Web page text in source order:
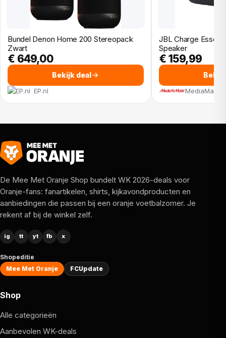
Bundel Denon Home 200 Stereopack
Zwart
€ 649,00
Bekijk deal
EP.nl
JBL Charge
Speaker
€ 159,99
MediaMarkt
De Mee Met Oranje Shop bundelt WK 2026-deals voor
Oranje-fans: fanartikelen, shirts, kijkavondproducten en
aanbiedingen die passen bij een oranje voetbalzomer. Je
rekent af bij de winkel zelf.
ig tt yt fb x
Shopeditie
Mee Met Oranje
FCUpdate
Shop
Alle categorieën
Aanbevolen WK-deals